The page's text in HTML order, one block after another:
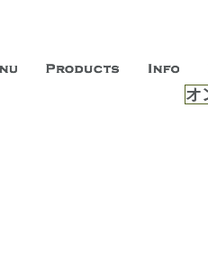
は、 内面から
ープン。お客様のもつ「自らしい美
を提供する総合エステサロンです。
オ